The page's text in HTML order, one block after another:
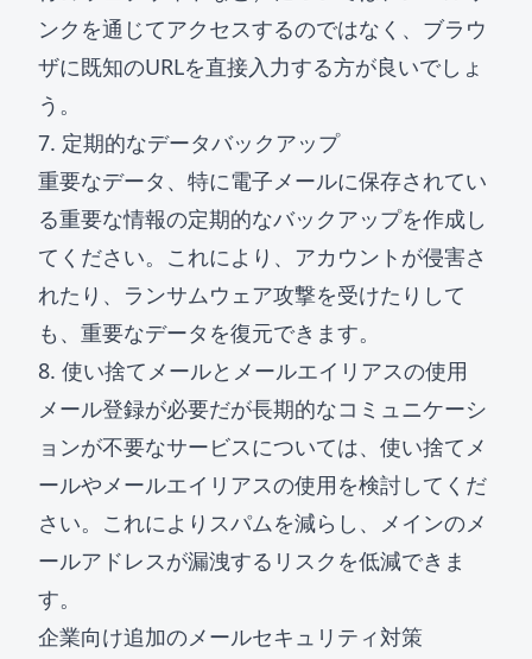
ンクを通じてアクセスするのではなく、ブラウ
ザに既知のURLを直接入力する方が良いでしょ
う。
7. 定期的なデータバックアップ
重要なデータ、特に電子メールに保存されてい
る重要な情報の定期的なバックアップを作成し
てください。これにより、アカウントが侵害さ
れたり、ランサムウェア攻撃を受けたりして
も、重要なデータを復元できます。
8. 使い捨てメールとメールエイリアスの使用
メール登録が必要だが長期的なコミュニケーシ
ョンが不要なサービスについては、使い捨てメ
ールやメールエイリアスの使用を検討してくだ
さい。これによりスパムを減らし、メインのメ
ールアドレスが漏洩するリスクを低減できま
す。
企業向け追加のメールセキュリティ対策